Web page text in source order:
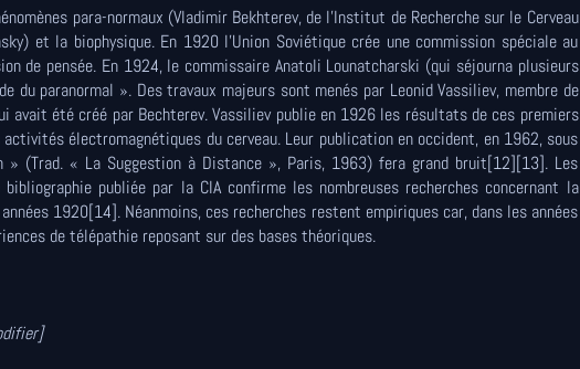
para-normaux (Vladimir Bekhterev, de l'Institut de Recherche sur le Cerveau
et la biophysique. En 1920 l'Union Soviétique crée une commission spéciale au
de pensée. En 1924, le commissaire Anatoli Lounatcharski (qui séjourna plusieurs
du paranormal ». Des travaux majeurs sont menés par Leonid Vassiliev, membre de
avait été créé par Bechterev. Vassiliev publie en 1926 les résultats de ces premiers
électromagnétiques du cerveau. Leur publication en occident, en 1962, sous
(Trad. « La Suggestion à Distance », Paris, 1963) fera grand bruit[12][13]. Les
publiée par la CIA confirme les nombreuses recherches concernant la
1920[14]. Néanmoins, ces recherches restent empiriques car, dans les années
de télépathie reposant sur des bases théoriques.